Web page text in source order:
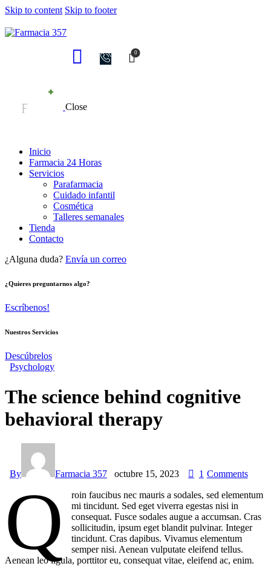
Skip to content Skip to footer
0
Close
Inicio
Farmacia 24 Horas
Servicios
Parafarmacia
Cuidado infantil
Cosmética
Talleres semanales
Tienda
Contacto
¿Alguna duda? Envía un correo
¿Quieres preguntarnos algo?
Escríbenos!
Nuestros Servicios
Descúbrelos
Psychology
The science behind cognitive
behavioral therapy
By Farmacia 357 octubre 15, 2023 1 Comments
Q
roin faucibus nec mauris a sodales, sed elementum
mi tincidunt. Sed eget viverra egestas nisi in
consequat. Fusce sodales augue a accumsan. Cras
sollicitudin, ipsum eget blandit pulvinar. Integer
tincidunt. Cras dapibus. Vivamus elementum
semper nisi. Aenean vulputate eleifend tellus.
Aenean leo ligula, porttitor eu, consequat vitae, eleifend ac, enim.